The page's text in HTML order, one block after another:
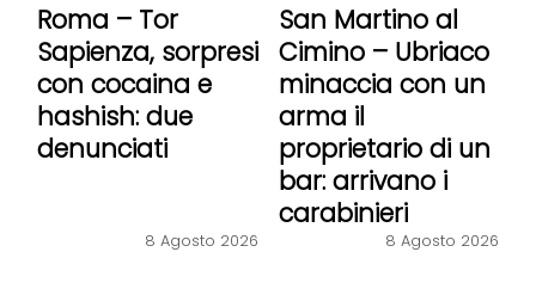
Roma – Tor
Sapienza, sorpresi
con cocaina e
hashish: due
denunciati
8 Agosto 2026
San Martino al
Cimino – Ubriaco
minaccia con un
arma il
proprietario di un
bar: arrivano i
carabinieri
8 Agosto 2026